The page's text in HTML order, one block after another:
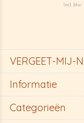
Incl. btw
VERGEET-MIJ-
Informatie
Categorieën